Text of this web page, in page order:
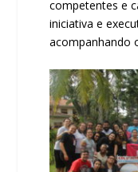
competentes e
iniciativa e
acompanhando